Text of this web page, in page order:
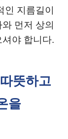
지름길이
먼저 상의
야 합니다.
뜻하고
을